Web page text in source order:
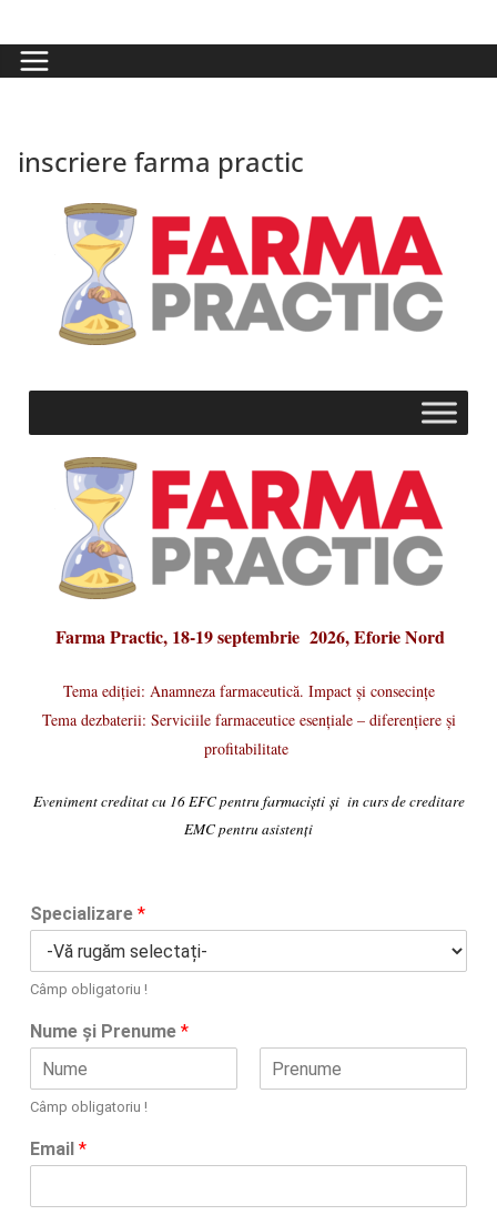
inscriere farma practic
Farma Practic, 18-19 septembrie 2026, Eforie Nord
Tema ediției: Anamneza farmaceutică. Impact și consecințe
Tema dezbaterii: Serviciile farmaceutice esențiale – diferențiere și
profitabilitate
Eveniment creditat cu 16 EFC pentru farmaciști și in curs de creditare
EMC pentru asistenți
Specializare *
Câmp obligatoriu !
Nume și Prenume *
i
s
t
Câmp obligatoriu !
Email *